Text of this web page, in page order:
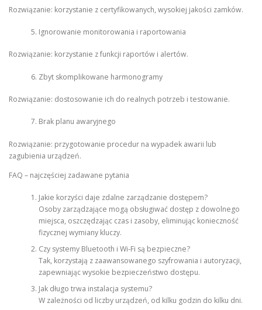
Rozwiązanie: korzystanie z certyfikowanych, wysokiej jakości zamków.
Ignorowanie monitorowania i raportowania
Rozwiązanie: korzystanie z funkcji raportów i alertów.
Zbyt skomplikowane harmonogramy
Rozwiązanie: dostosowanie ich do realnych potrzeb i testowanie.
Brak planu awaryjnego
Rozwiązanie: przygotowanie procedur na wypadek awarii lub
zagubienia urządzeń.
FAQ – najczęściej zadawane pytania
Jakie korzyści daje zdalne zarządzanie dostępem?
Osoby zarządzające mogą obsługiwać dostęp z dowolnego
miejsca, oszczędzając czas i zasoby, eliminując konieczność
fizycznej wymiany kluczy.
Czy systemy Bluetooth i Wi-Fi są bezpieczne?
Tak, korzystają z zaawansowanego szyfrowania i autoryzacji,
zapewniając wysokie bezpieczeństwo dostępu.
Jak długo trwa instalacja systemu?
W zależności od liczby urządzeń, od kilku godzin do kilku dni.